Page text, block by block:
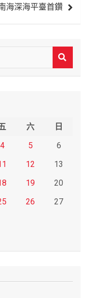
海深海平臺首鑽
六
日
4 5
6
12
13
19
20
26
27